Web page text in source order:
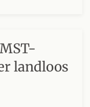
landloos